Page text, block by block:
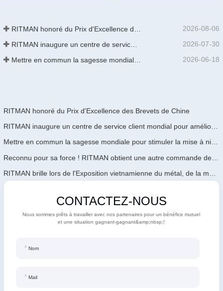
2026-08-06
2026-07-30
Mettre en commun la sagesse mondiale pour stimuler la mise à niveau industrielle | La première formation internationale de GalvInfo Chine sur la technologie de galvanisation continue haut de gamme se conclut avec succès 2026-06-18
RITMAN honoré du Prix d'Excellence des Brevets de Chine
Mettre en commun la sagesse mondiale pour stimuler la mise à niveau industrielle | La première formation internationale de GalvInfo Chine sur la technologie de galvanisation continue haut de gamme se conclut avec succès
CONTACTEZ-NOUS
Nous sommes prêts à travailler avec nos partenaires pour un bénéfice mutuel
et une situation gagnant-gagnant&amp;nbsp;!
Nom
Mail